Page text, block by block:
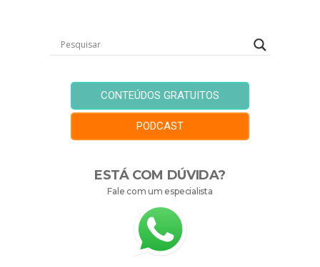
CONTEÚDOS GRATUITOS
PODCAST
ESTÁ COM DÚVIDA?
Fale com um especialista